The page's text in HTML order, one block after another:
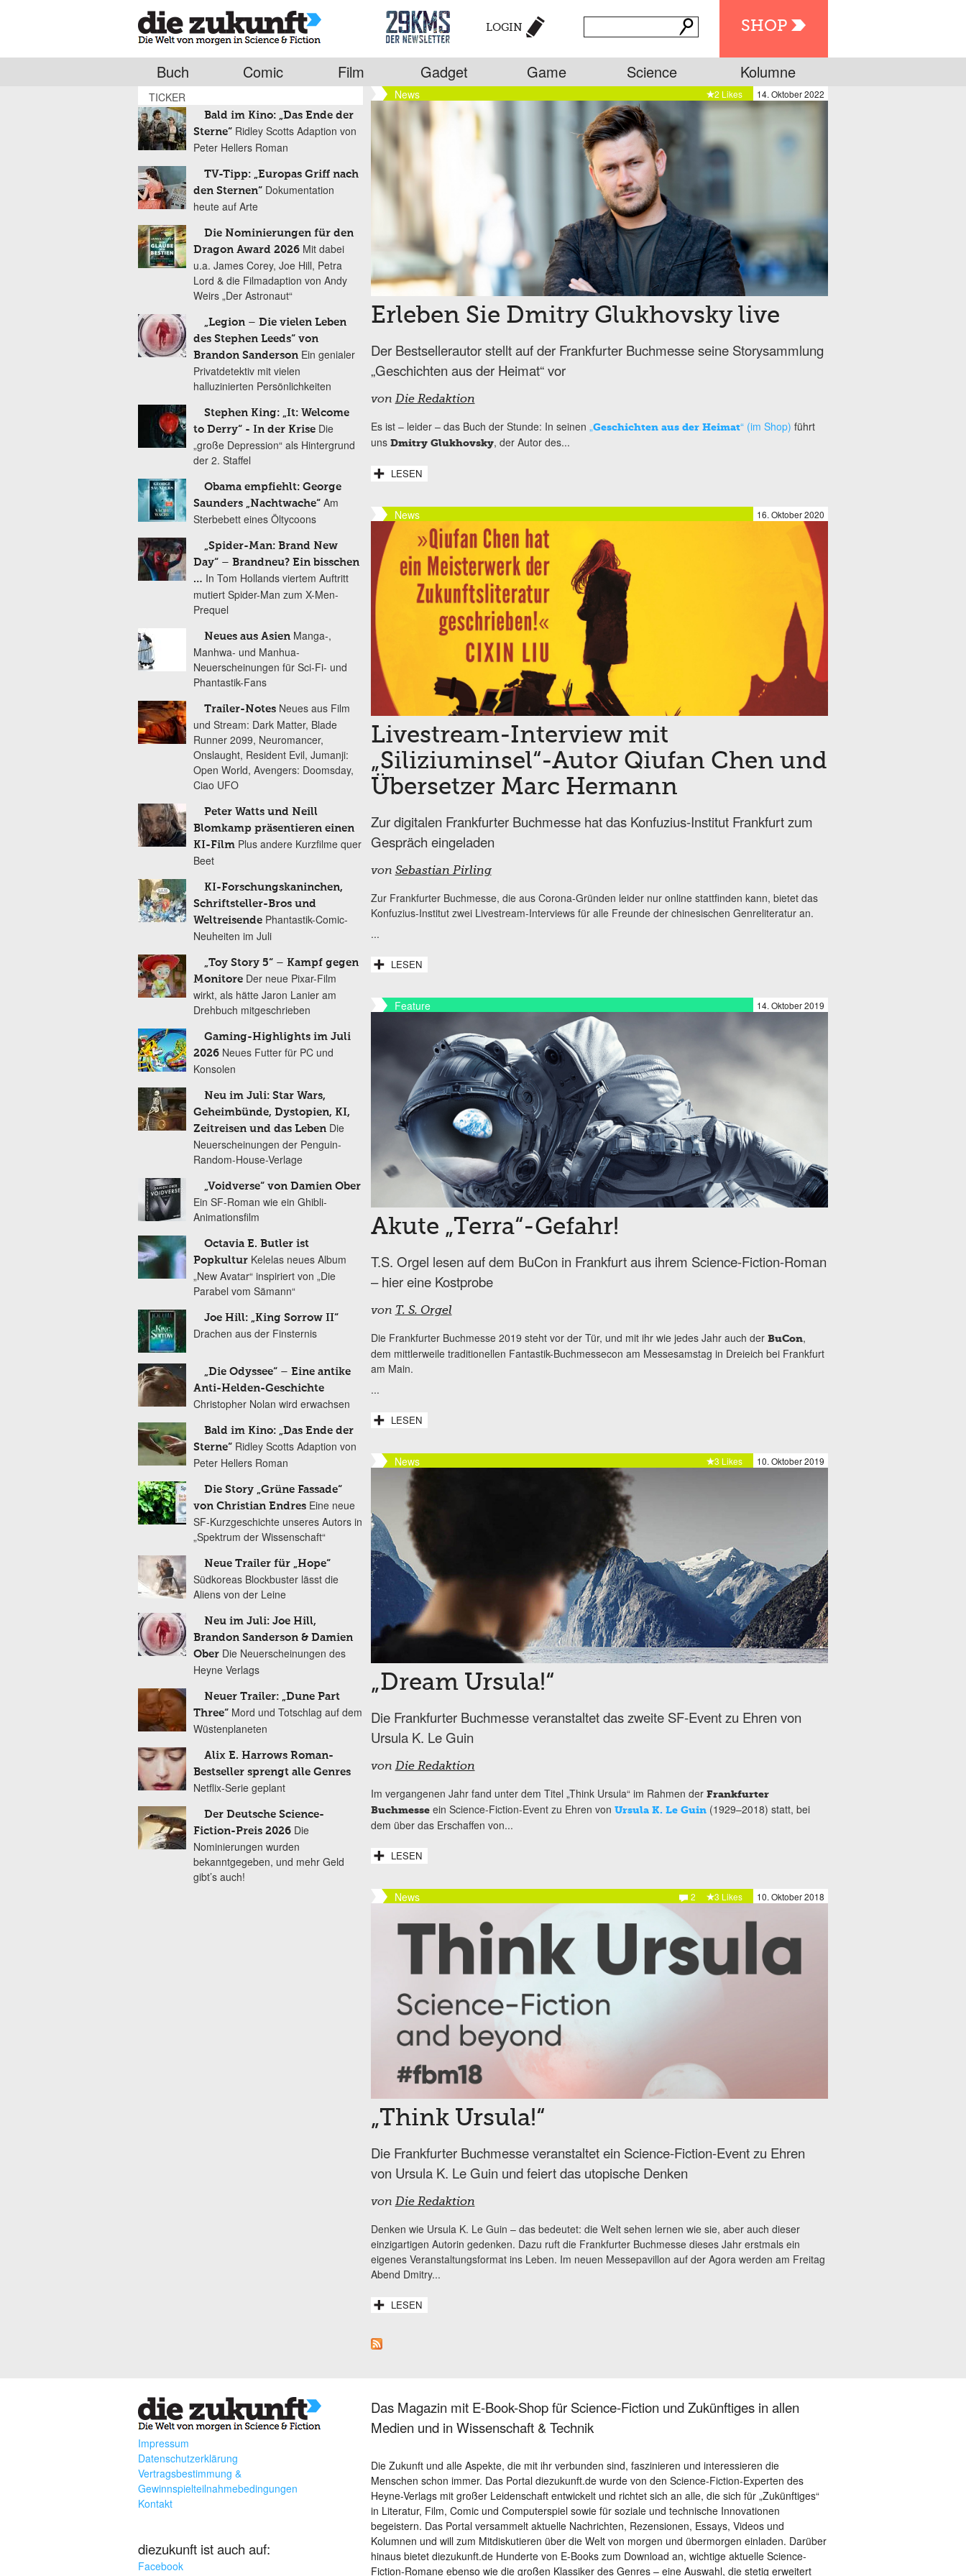
SHOP
LOGIN
Buch Comic Film Gadget Game Science Kolumne
News 14. Oktober 2022
2 Likes
Erleben Sie Dmitry Glukhovsky live
Der Bestsellerautor stellt auf der Frankfurter Buchmesse seine Storysammlung
„Geschichten aus der Heimat“ vor
von Die Redaktion
Es ist – leider – das Buch der Stunde: In seinen „Geschichten aus der Heimat“ (im Shop) führt
uns Dmitry Glukhovsky, der Autor des...
LESEN
News 16. Oktober 2020
Livestream-Interview mit
„Siliziuminsel“-Autor Qiufan Chen und
Übersetzer Marc Hermann
Zur digitalen Frankfurter Buchmesse hat das Konfuzius-Institut Frankfurt zum
Gespräch eingeladen
von Sebastian Pirling
Zur Frankfurter Buchmesse, die aus Corona-Gründen leider nur online stattfinden kann, bietet das
Konfuzius-Institut zwei Livestream-Interviews für alle Freunde der chinesischen Genreliteratur an.
...
LESEN
Feature 14. Oktober 2019
Akute „Terra“-Gefahr!
T.S. Orgel lesen auf dem BuCon in Frankfurt aus ihrem Science-Fiction-Roman
– hier eine Kostprobe
von T. S. Orgel
Die Frankfurter Buchmesse 2019 steht vor der Tür, und mit ihr wie jedes Jahr auch der BuCon,
dem mittlerweile traditionellen Fantastik-Buchmessecon am Messesamstag in Dreieich bei Frankfurt
am Main.
...
LESEN
News 10. Oktober 2019
3 Likes
„Dream Ursula!“
Die Frankfurter Buchmesse veranstaltet das zweite SF-Event zu Ehren von
Ursula K. Le Guin
von Die Redaktion
Im vergangenen Jahr fand unter dem Titel „Think Ursula“ im Rahmen der Frankfurter
Buchmesse ein Science-Fiction-Event zu Ehren von Ursula K. Le Guin(1929–2018) statt, bei
dem über das Erschaffen von...
LESEN
News 10. Oktober 2018
3 Likes
2
„Think Ursula!“
Die Frankfurter Buchmesse veranstaltet ein Science-Fiction-Event zu Ehren
von Ursula K. Le Guin und feiert das utopische Denken
von Die Redaktion
Denken wie Ursula K. Le Guin – das bedeutet: die Welt sehen lernen wie sie, aber auch dieser
einzigartigen Autorin gedenken. Dazu ruft die Frankfurter Buchmesse dieses Jahr erstmals ein
eigenes Veranstaltungsformat ins Leben. Im neuen Messepavillon auf der Agora werden am Freitag
Abend Dmitry...
LESEN
TICKER
Bald im Kino: „Das Ende der
Sterne“ Ridley Scotts Adaption von
Peter Hellers Roman
TV-Tipp: „Europas Griff nach
den Sternen“ Dokumentation
heute auf Arte
Die Nominierungen für den
Dragon Award 2026 Mit dabei
u.a. James Corey, Joe Hill, Petra
Lord & die Filmadaption von Andy
Weirs „Der Astronaut“
„Legion – Die vielen Leben
des Stephen Leeds“ von
Brandon Sanderson Ein genialer
Privatdetektiv mit vielen
halluzinierten Persönlichkeiten
Stephen King: „It: Welcome
to Derry“ - In der Krise Die
„große Depression“ als Hintergrund
der 2. Staffel
Obama empfiehlt: George
Saunders „Nachtwache“ Am
Sterbebett eines Öltycoons
„Spider-Man: Brand New
Day“ – Brandneu? Ein bisschen
… In Tom Hollands viertem Auftritt
mutiert Spider-Man zum X-Men-
Prequel
Neues aus Asien Manga-,
Manhwa- und Manhua-
Neuerscheinungen für Sci-Fi- und
Phantastik-Fans
Trailer-Notes Neues aus Film
und Stream: Dark Matter, Blade
Runner 2099, Neuromancer,
Onslaught, Resident Evil, Jumanji:
Open World, Avengers: Doomsday,
Ciao UFO
Peter Watts und Neill
Blomkamp präsentieren einen
KI-Film Plus andere Kurzfilme quer
Beet
KI-Forschungskaninchen,
Schriftsteller-Bros und
Weltreisende Phantastik-Comic-
Neuheiten im Juli
„Toy Story 5“ – Kampf gegen
Monitore Der neue Pixar-Film
wirkt, als hätte Jaron Lanier am
Drehbuch mitgeschrieben
Gaming-Highlights im Juli
2026 Neues Futter für PC und
Konsolen
Neu im Juli: Star Wars,
Geheimbünde, Dystopien, KI,
Zeitreisen und das Leben Die
Neuerscheinungen der Penguin-
Random-House-Verlage
„Voidverse“ von Damien Ober
Ein SF-Roman wie ein Ghibli-
Animationsfilm
Octavia E. Butler ist
Popkultur Kelelas neues Album
„New Avatar“ inspiriert von „Die
Parabel vom Sämann“
Joe Hill: „King Sorrow II“
Drachen aus der Finsternis
„Die Odyssee“ – Eine antike
Anti-Helden-Geschichte
Christopher Nolan wird erwachsen
Bald im Kino: „Das Ende der
Sterne“ Ridley Scotts Adaption von
Peter Hellers Roman
Die Story „Grüne Fassade“
von Christian Endres Eine neue
SF-Kurzgeschichte unseres Autors in
„Spektrum der Wissenschaft“
Neue Trailer für „Hope“
Südkoreas Blockbuster lässt die
Aliens von der Leine
Neu im Juli: Joe Hill,
Brandon Sanderson & Damien
Ober Die Neuerscheinungen des
Heyne Verlags
Neuer Trailer: „Dune Part
Three“ Mord und Totschlag auf dem
Wüstenplaneten
Alix E. Harrows Roman-
Bestseller sprengt alle Genres
Netflix-Serie geplant
Der Deutsche Science-
Fiction-Preis 2026 Die
Nominierungen wurden
bekanntgegeben, und mehr Geld
gibt’s auch!
Impressum
Datenschutzerklärung
Vertragsbestimmung &
Gewinnspielteilnahmebedingungen
Kontakt
diezukunft ist auch auf:
Facebook
Das Magazin mit E-Book-Shop für Science-Fiction und Zukünftiges in allen
Medien und in Wissenschaft & Technik
Die Zukunft und alle Aspekte, die mit ihr verbunden sind, faszinieren und interessieren die
Menschen schon immer. Das Portal diezukunft.de wurde von den Science-Fiction-Experten des
Heyne-Verlags mit großer Leidenschaft entwickelt und richtet sich an alle, die sich für „Zukünftiges“
in Literatur, Film, Comic und Computerspiel sowie für soziale und technische Innovationen
begeistern. Das Portal versammelt aktuelle Nachrichten, Rezensionen, Essays, Videos und
Kolumnen und will zum Mitdiskutieren über die Welt von morgen und übermorgen einladen. Darüber
hinaus bietet diezukunft.de Hunderte von E-Books zum Download an, wichtige aktuelle Science-
Fiction-Romane ebenso wie die großen Klassiker des Genres – eine Auswahl, die stetig erweitert